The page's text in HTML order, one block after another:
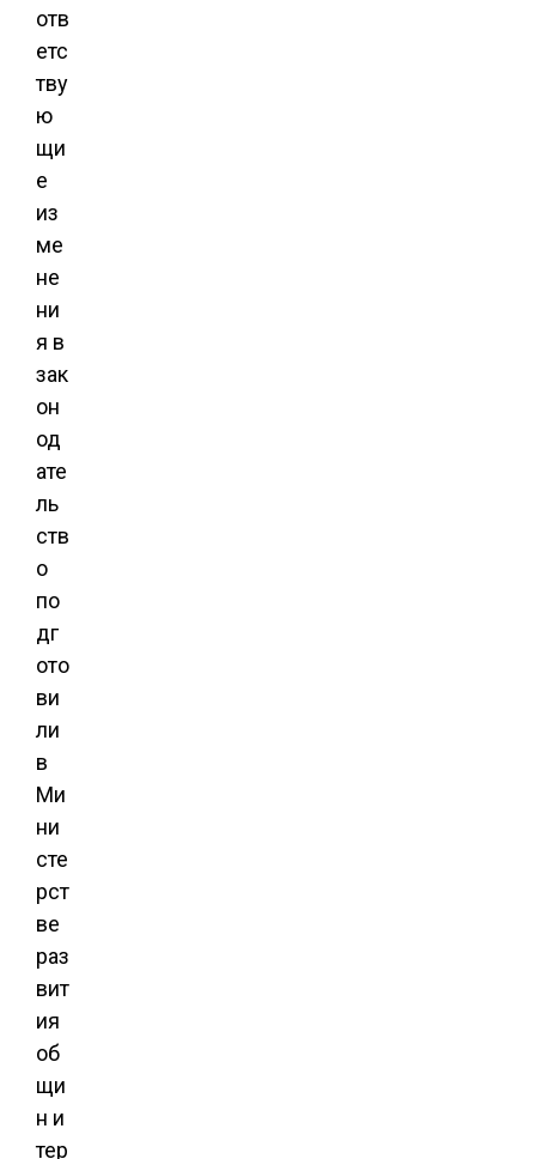
отв
етс
тву
ю
щи
е
из
ме
не
ни
я в
зак
он
од
ате
ль
ств
о
по
дг
ото
ви
ли
в
Ми
ни
сте
рст
ве
раз
вит
ия
об
щи
н и
тер